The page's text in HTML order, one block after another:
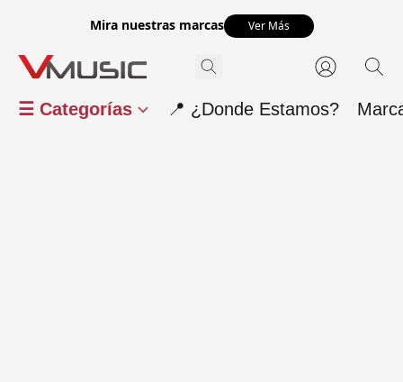
Mira nuestras marcas Ver Más
☰ Categorías 📍 ¿Donde Estamos?